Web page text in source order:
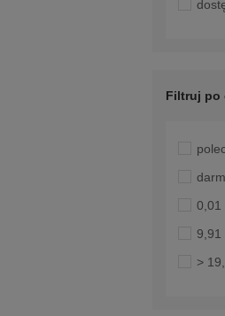
Filtruj po
0,01
9,91
>